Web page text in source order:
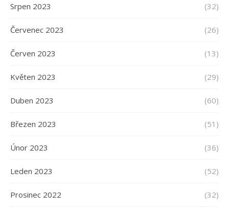
Srpen 2023 (32)
Červenec 2023 (26)
Červen 2023 (13)
Květen 2023 (29)
Duben 2023 (60)
Březen 2023 (51)
Únor 2023 (36)
Leden 2023 (52)
Prosinec 2022 (32)